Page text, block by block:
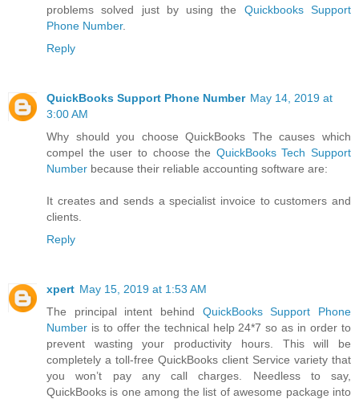
problems solved just by using the Quickbooks Support
Phone Number.
Reply
QuickBooks Support Phone Number May 14, 2019 at
3:00 AM
Why should you choose QuickBooks The causes which
compel the user to choose the QuickBooks Tech Support
Number because their reliable accounting software are:
It creates and sends a specialist invoice to customers and
clients.
Reply
xpert May 15, 2019 at 1:53 AM
The principal intent behind QuickBooks Support Phone
Number is to offer the technical help 24*7 so as in order to
prevent wasting your productivity hours. This will be
completely a toll-free QuickBooks client Service variety that
you won’t pay any call charges. Needless to say,
QuickBooks is one among the list of awesome package into